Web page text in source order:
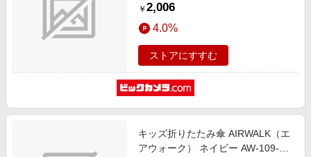
雨兼用傘 /子供用 /50cm]
￥ 2,006
4.0%
ストアにすすむ
キッズ折りたたみ傘 AIRWALK（エ
アウォーク） ネイビー AW-109-